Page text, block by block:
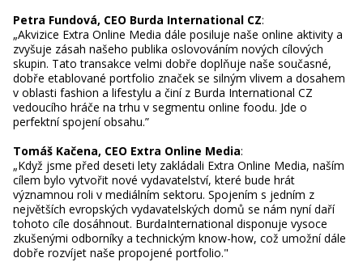
Petra Fundová, CEO Burda International CZ:
„Akvizice Extra Online Media dále posiluje naše online aktivity a
zvyšuje zásah našeho publika oslovováním nových cílových
skupin. Tato transakce velmi dobře doplňuje naše současné,
dobře etablované portfolio značek se silným vlivem a dosahem
v oblasti fashion a lifestylu a činí z Burda International CZ
vedoucího hráče na trhu v segmentu online foodu. Jde o
perfektní spojení obsahu.”
Tomáš Kačena, CEO Extra Online Media:
„Když jsme před deseti lety zakládali Extra Online Media, naším
cílem bylo vytvořit nové vydavatelství, které bude hrát
významnou roli v mediálním sektoru. Spojením s jedním z
největších evropských vydavatelských domů se nám nyní daří
tohoto cíle dosáhnout. BurdaInternational disponuje vysoce
zkušenými odborníky a technickým know-how, což umožní dále
dobře rozvíjet naše propojené portfolio."